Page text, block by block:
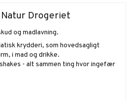
Drogeriet
og madlavning.
krydderi, som hovedsagligt
i mad og drikke.
- alt sammen ting hvor ingefær